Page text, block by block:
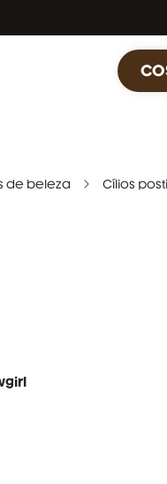
de beleza Cílios